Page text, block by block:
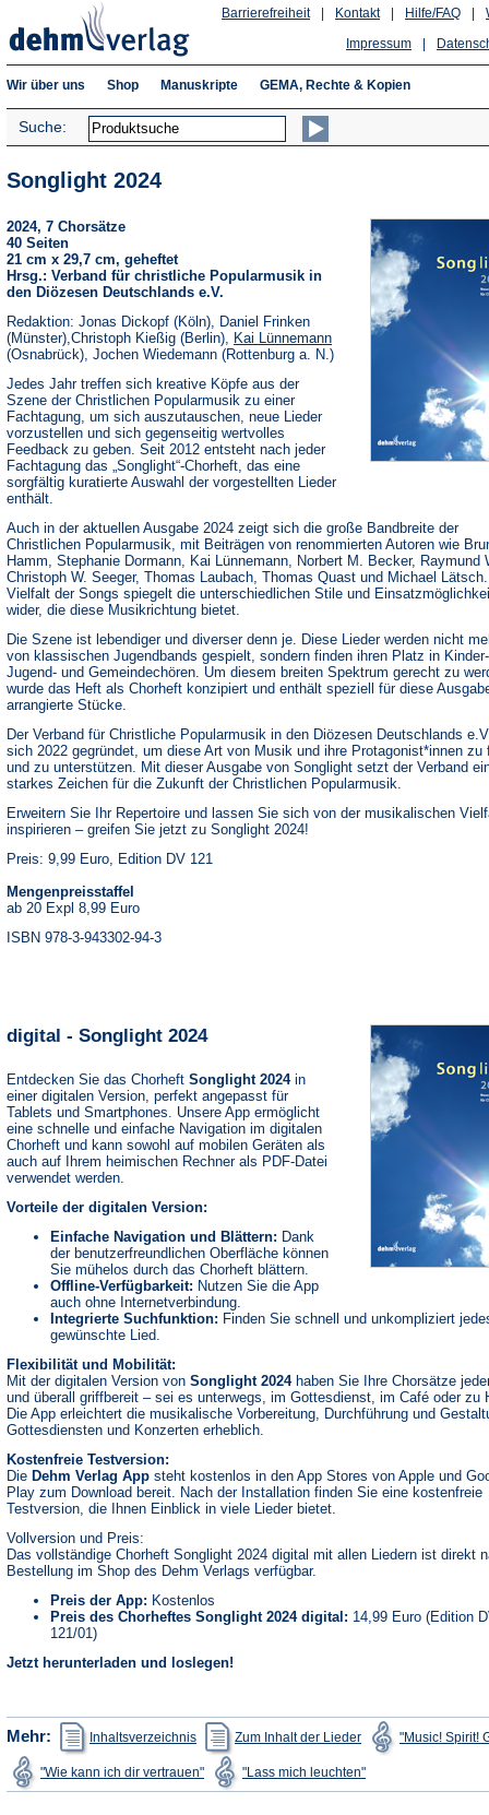
Hilfe/FAQ
Kontakt
Barrierefreiheit
Impressum
Wir über uns Shop Manuskripte GEMA, Rechte & Kopien
Suche:
Songlight 2024
2024, 7 Chorsätze
40 Seiten
21 cm x 29,7 cm, geheftet
Hrsg.: Verband für christliche Popularmusik in
den Diözesen Deutschlands e.V.
Redaktion: Jonas Dickopf (Köln), Daniel Frinken
(Münster),Christoph Kießig (Berlin), Kai Lünnemann
(Osnabrück), Jochen Wiedemann (Rottenburg a. N.)
Jedes Jahr treffen sich kreative Köpfe aus der
Szene der Christlichen Popularmusik zu einer
Fachtagung, um sich auszutauschen, neue Lieder
vorzustellen und sich gegenseitig wertvolles
Feedback zu geben. Seit 2012 entsteht nach jeder
Fachtagung das „Songlight“-Chorheft, das eine
sorgfältig kuratierte Auswahl der vorgestellten Lieder
enthält.
Auch in der aktuellen Ausgabe 2024 zeigt sich die große Bandbreite der
Christlichen Popularmusik, mit Beiträgen von renommierten Autoren wie
Hamm, Stephanie Dormann, Kai Lünnemann, Norbert M. Becker, Raymund
Christoph W. Seeger, Thomas Laubach, Thomas Quast und Michael
Vielfalt der Songs spiegelt die unterschiedlichen Stile und
wider, die diese Musikrichtung bietet.
Die Szene ist lebendiger und diverser denn je. Diese Lieder werden nicht
von klassischen Jugendbands gespielt, sondern finden ihren Platz in
Jugend- und Gemeindechören. Um diesem breiten Spektrum gerecht zu
wurde das Heft als Chorheft konzipiert und enthält speziell für diese
arrangierte Stücke.
Der Verband für Christliche Popularmusik in den Diözesen Deutschlands
sich 2022 gegründet, um diese Art von Musik und ihre Protagonist*innen zu
und zu unterstützen. Mit dieser Ausgabe von Songlight setzt der Verband
starkes Zeichen für die Zukunft der Christlichen Popularmusik.
Erweitern Sie Ihr Repertoire und lassen Sie sich von der musikalischen
inspirieren – greifen Sie jetzt zu Songlight 2024!
Preis: 9,99 Euro, Edition DV 121
Mengenpreisstaffel
ab 20 Expl 8,99 Euro
ISBN 978-3-943302-94-3
digital - Songlight 2024
Entdecken Sie das Chorheft Songlight 2024in
einer digitalen Version, perfekt angepasst für
Tablets und Smartphones. Unsere App ermöglicht
eine schnelle und einfache Navigation im digitalen
Chorheft und kann sowohl auf mobilen Geräten als
auch auf Ihrem heimischen Rechner als PDF-Datei
verwendet werden.
Vorteile der digitalen Version:
Einfache Navigation und Blättern: Dank
der benutzerfreundlichen Oberfläche können
Sie mühelos durch das Chorheft blättern.
Offline-Verfügbarkeit: Nutzen Sie die App
auch ohne Internetverbindung.
Integrierte Suchfunktion: Finden Sie schnell und unkompliziert
gewünschte Lied.
Flexibilität und Mobilität:
Mit der digitalen Version von Songlight 2024haben Sie Ihre Chorsätze
und überall griffbereit – sei es unterwegs, im Gottesdienst, im Café oder zu
Die App erleichtert die musikalische Vorbereitung, Durchführung und
Gottesdiensten und Konzerten erheblich.
Kostenfreie Testversion:
Die Dehm Verlag App steht kostenlos in den App Stores von Apple und
Play zum Download bereit. Nach der Installation finden Sie eine kostenfreie
Testversion, die Ihnen Einblick in viele Lieder bietet.
Vollversion und Preis:
Das vollständige Chorheft Songlight 2024 digital mit allen Liedern ist direkt
Bestellung im Shop des Dehm Verlags verfügbar.
Preis der App: Kostenlos
Preis des Chorheftes Songlight 2024 digital: 14,99 Euro (Edition
121/01)
Jetzt herunterladen und loslegen!
Mehr: Inhaltsverzeichnis
(Öffnet
in
einem
neuen
Tab)
Zum Inhalt der Lieder
(Öffnet
in
einem
neuen
Tab)
"Music! Spirit!
"Wie kann ich dir vertrauen"
(Öffnet
in
einem
"Lass mich leuchten"in
einem